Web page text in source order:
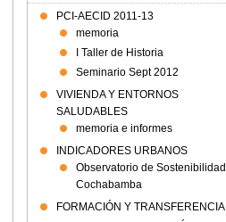
PCI-AECID 2011-13
memoria
I Taller de Historia
Seminario Sept 2012
VIVIENDA Y ENTORNOS
SALUDABLES
memoria e informes
INDICADORES URBANOS
Observatorio de Sostenibilidad
Cochabamba
FORMACIÓN Y TRANSFERENCIA